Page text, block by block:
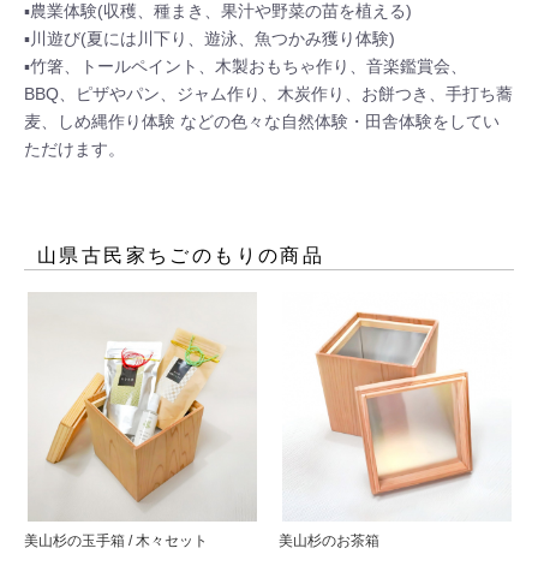
▪農業体験(収穫、種まき、果汁や野菜の苗を植える)
▪川遊び(夏には川下り、遊泳、魚つかみ獲り体験)
▪竹箸、トールペイント、木製おもちゃ作り、音楽鑑賞会、
BBQ、ピザやパン、ジャム作り、木炭作り、お餅つき、手打ち蕎
麦、しめ縄作り体験 などの色々な自然体験・田舎体験をしてい
山県古民家ちごのもり の商品
美山杉の玉手箱 / 木々セット 美山杉のお茶箱